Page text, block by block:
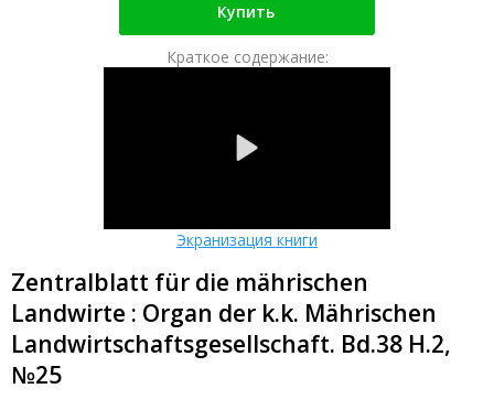
Купить
Краткое содержание:
Экранизация книги
Zentralblatt für die mährischen
Landwirte : Organ der k.k. Mährischen
Landwirtschaftsgesellschaft. Bd.38 H.2,
№25